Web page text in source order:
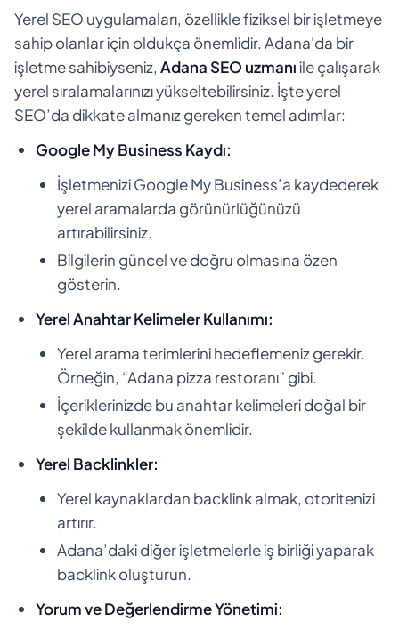
Yerel SEO uygulamaları, özellikle fiziksel bir işletmeye
sahip olanlar için oldukça önemlidir. Adana'da bir
işletme sahibiyseniz, Adana SEO uzmanıile çalışarak
yerel sıralamalarınızı yükseltebilirsiniz. İşte yerel
SEO’da dikkate almanız gereken temel adımlar:
Google My Business Kaydı:
İşletmenizi Google My Business’a kaydederek
yerel aramalarda görünürlüğünüzü
artırabilirsiniz.
Bilgilerin güncel ve doğru olmasına özen
gösterin.
Yerel Anahtar Kelimeler Kullanımı:
Yerel arama terimlerini hedeflemeniz gerekir.
Örneğin, “Adana pizza restoranı” gibi.
İçeriklerinizde bu anahtar kelimeleri doğal bir
şekilde kullanmak önemlidir.
Yerel Backlinkler:
Yerel kaynaklardan backlink almak, otoritenizi
artırır.
Adana’daki diğer işletmelerle iş birliği yaparak
backlink oluşturun.
Yorum ve Değerlendirme Yönetimi: